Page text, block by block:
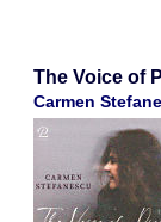
The Voice of
Carmen